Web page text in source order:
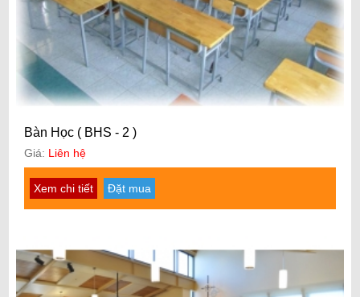
Bàn Học ( BHS - 2 )
Giá: Liên hệ
Xem chi tiết Đặt mua